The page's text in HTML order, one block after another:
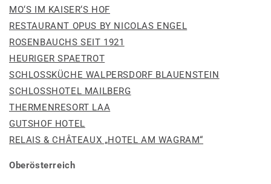
MO‘S IM KAISER‘S HOF
RESTAURANT OPUS BY NICOLAS ENGEL
ROSENBAUCHS SEIT 1921
HEURIGER SPAETROT
SCHLOSSKÜCHE WALPERSDORF BLAUENSTEIN
SCHLOSSHOTEL MAILBERG
THERMENRESORT LAA
GUTSHOF HOTEL
RELAIS & CHÂTEAUX „HOTEL AM WAGRAM“
Oberösterreich